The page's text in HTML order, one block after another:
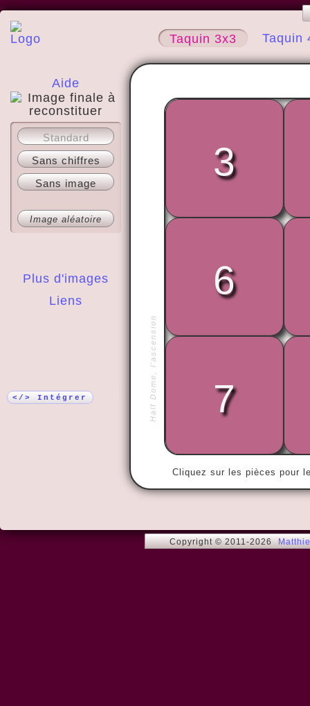
Taquin 3x3 Taquin
Aide
A propos
Plus d'images
Liens
Standard
Sans chiffres
Sans image
Image aléatoire
</> Intégrer Half Dome, l'ascension
Cliquez sur les pièces pour
«
social. »
3
6
7
Copyright © 2011-2026